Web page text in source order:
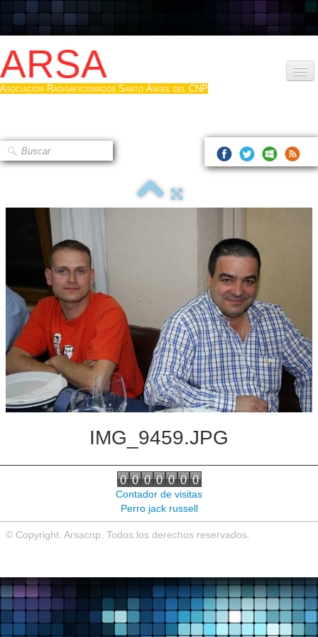
ARSA
Asociación Radioaficionados Santo Ángel del CNP
Que es la ARSA
Hacerse socio
Log diploma en Pdf
▼
Sistemas Digitales
Noticias de interés
Contacto
IMG_9459.JPG
Contador de visitas
Perro jack russell
© Copyright. Arsacnp. Todos los derechos reservados.